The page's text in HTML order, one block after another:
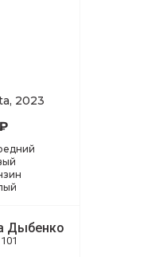
2023
Дыбенко